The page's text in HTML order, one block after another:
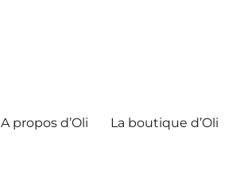
A propos d’Oli La boutique d’Oli